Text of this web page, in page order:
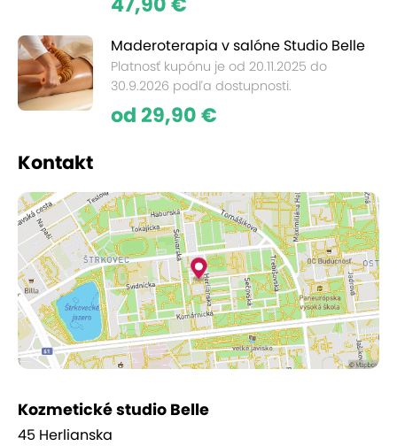
Maderoterapia v salóne Studio Belle
Platnosť kupónu je od 20.11.2025 do
30.9.2026 podľa dostupnosti.
od 29,90 €
Kontakt
Kozmetické studio Belle
45 Herlianska